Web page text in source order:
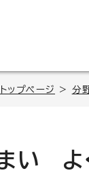
ップページ > 分
い よ